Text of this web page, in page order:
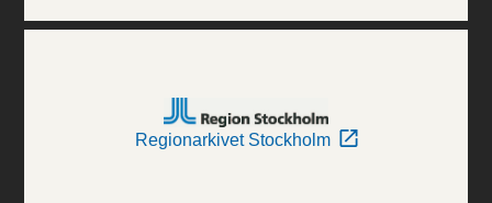
Regionarkivet Stockholm